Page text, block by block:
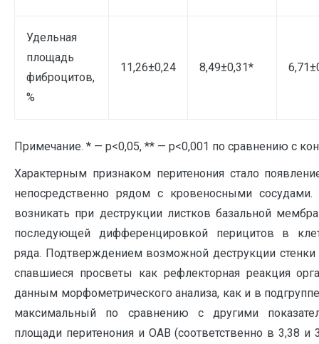
Удельная
площадь
фиброцитов,
%
11,26±0,24 8,49±0,31*
Примечание. * — р<0,05, ** — р<0,001 по сравнению с
Характерным признаком перитенония стало
непосредственно рядом с кровеносными
возникать при деструкции листков базальной
последующей дифференцировкой перицитов в
ряда. Подтверждением возможной деструкции стенки
спавшиеся просветы как рефлекторная реакция
данным морфометрического анализа, как и в
максимальный по сравнению с другими
площади перитенония и ОАВ (соответственно в 3,38 и